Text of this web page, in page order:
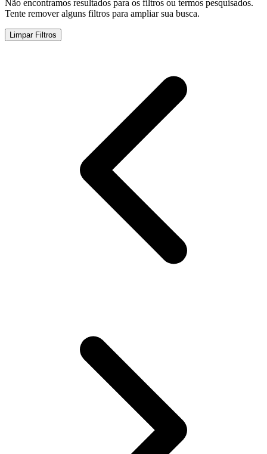
Não encontramos resultados para os filtros ou termos pesquisados.
Tente remover alguns filtros para ampliar sua busca.
Limpar Filtros